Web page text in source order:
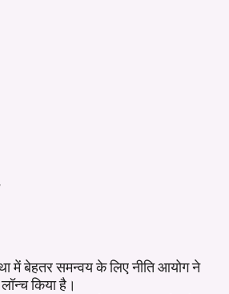
में बेहतर समन्वय के लिए नीति आयोग ने
किया है।